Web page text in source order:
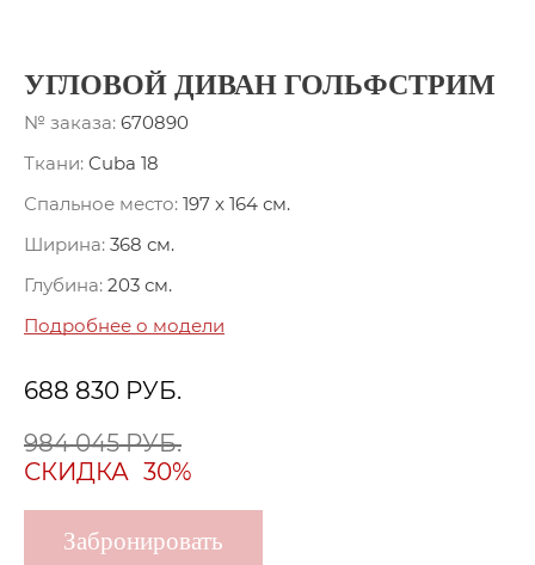
УГЛОВОЙ ДИВАН ГОЛЬФСТРИМ
№ заказа: 670890
Ткани: Cuba 18
Спальное место: 197 x 164 см.
Ширина: 368 см.
Глубина: 203 см.
Подробнее о модели
688 830 РУБ.
984 045 РУБ.
СКИДКА 30%
Забронировать